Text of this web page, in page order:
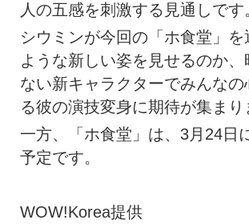
人の五感を刺激する見通しです
シウミンが今回の「ホ食堂」を
ような新しい姿を見せるのか、
ない新キャラクターでみんなの
る彼の演技変身に期待が集まり
一方、「ホ食堂」は、3月24日
予定です。
WOW!Korea提供